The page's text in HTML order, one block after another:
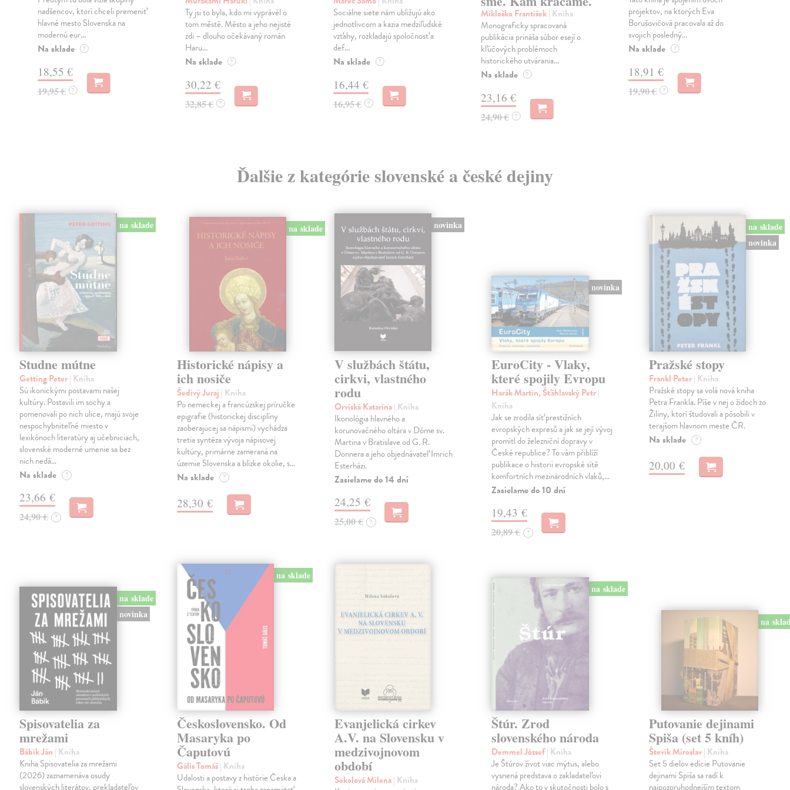
nadšencov, ktorí chceli premeniť
hlavné mesto Slovenska na
modernú eur...
Na sklade ?
18,55 €
19,95 € ?
Ty jsi to byla, kdo mi vyprávěl o
tom městě. Město a jeho nejisté
zdi – dlouho očekávaný román
Haru...
Na sklade ?
30,22 €
32,85 € ?
Sociálne siete nám ubližujú ako
jednotlivcom a kazia medziľudské
vzťahy, rozkladajú spoločnosť a
def...
Na sklade ?
16,44 €
16,95 € ?
Mikloško František| Kniha
Monograficky spracovaná
publikácia prináša súbor esejí o
kľúčových problémoch
historického utvárania...
Na sklade ?
23,16 €
24,90 € ?
projektov, na ktorých Eva
Borušovičová pracovala až do
svojich posledný...
Na sklade ?
18,91 €
19,90 € ?
Ďalšie z kategórie slovenské a české dejiny
na sklade
Studne mútne
Getting Peter| Kniha
Sú ikonickými postavami našej
kultúry. Postavili im sochy a
pomenovali po nich ulice, majú svoje
nespochybniteľné miesto v
lexikónoch literatúry aj učebniciach,
slovenské moderné umenie sa bez
nich nedá…
Na sklade ?
23,66 €
24,90 € ?
na sklade
Historické nápisy a
ich nosiče
Šedivý Juraj | Kniha
Po nemeckej a francúzskej príručke
epigrafie (historickej disciplíny
zaoberajúcej sa nápismi) vychádza
tretia syntéza vývoja nápisovej
kultúry, primárne zameraná na
územie Slovenska a blízke okolie, s…
Na sklade ?
28,30 €
novinka
V službách štátu,
cirkvi, vlastného
rodu
Orviská Katarína| Kniha
Ikonológia hlavného a
korunovačného oltára v Dóme sv.
Martina v Bratislave od G. R.
Donnera a jeho objednávateľ Imrich
Esterházi.
Zasielame do 14 dní
24,25 €
25,00 € ?
novinka
EuroCity - Vlaky,
které spojily Evropu
Harák Martin, Šťáhlavský Petr|
Kniha
Jak se zrodila síť prestižních
evropských expresů a jak se její vývoj
promítl do železniční dopravy v
České republice? To vám přiblíží
publikace o historii evropské sítě
komfortních mezinárodních vlaků,…
Zasielame do 10 dní
19,43 €
20,89 € ?
na sklade
novinka
Pražské stopy
Frankl Peter| Kniha
Pražské stopy sa volá nová kniha
Petra Frankla. Píše v nej o židoch zo
Žiliny, ktorí študovali a pôsobili v
terajšom hlavnom meste ČR.
Na sklade ?
20,00 €
na sklade
novinka
Spisovatelia za
mrežami
Bábik Ján | Kniha
Kniha Spisovatelia za mrežami
(2026) zaznamenáva osudy
slovenských literátov, prekladateľov
na sklade
Československo. Od
Masaryka po
Čaputovú
Gális Tomáš| Kniha
Udalosti a postavy z histórie Česka a
Evanjelická cirkev
A.V. na Slovensku v
medzivojnovom
období
Sokolová Milena| Kniha
na sklade
Štúr. Zrod
slovenského národa
Demmel József| Kniha
Je Štúrov život viac mýtus, alebo
vysnená predstava o zakladateľovi
národa? Ako to v skutočnosti bolo s
na
Putovanie dejinami
Spiša (set 5 kníh)
Števík Miroslav| Kniha
Set 5 dielov edície Putovanie
dejinami Spiša sa radí k
najpozoruhodnejším textom